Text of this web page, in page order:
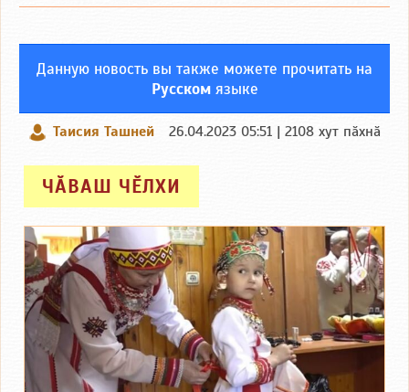
Данную новость вы также можете прочитать на
Русскомязыке
Таисия Ташней 26.04.2023 05:51 | 2108 хут пӑхнӑ
ЧӐВАШ ЧӖЛХИ